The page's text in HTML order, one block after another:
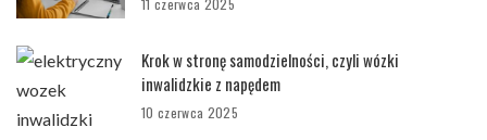
11 czerwca 2025
Krok w stronę samodzielności, czyli wózki
inwalidzkie z napędem
10 czerwca 2025